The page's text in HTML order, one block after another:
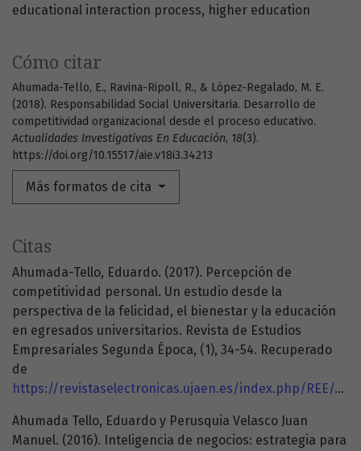
educational interaction process
higher education
Cómo citar
Ahumada-Tello, E., Ravina-Ripoll, R., & López-Regalado, M. E.
(2018). Responsabilidad Social Universitaria. Desarrollo de
competitividad organizacional desde el proceso educativo.
Actualidades Investigativas En Educación, 18(3).
https://doi.org/10.15517/aie.v18i3.34213
Más formatos de cita
Citas
Ahumada-Tello, Eduardo. (2017). Percepción de
competitividad personal. Un estudio desde la
perspectiva de la felicidad, el bienestar y la educación
en egresados universitarios. Revista de Estudios
Empresariales Segunda Época, (1), 34-54. Recuperado
de
https://revistaselectronicas.ujaen.es/index.php/REE/article/view/3499
Ahumada Tello, Eduardo y Perusquia Velasco Juan
Manuel. (2016). Inteligencia de negocios: estrategia para